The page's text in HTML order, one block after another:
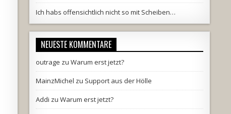
Ich habs offensichtlich nicht so mit Scheiben…
NEUESTE KOMMENTARE
outrage zu Warum erst jetzt?
MainzMichel zu Support aus der Hölle
Addi zu Warum erst jetzt?